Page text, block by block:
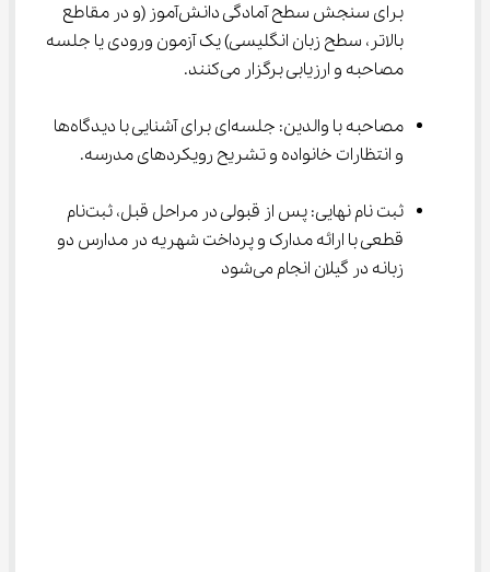
برای سنجش سطح آمادگی دانش‌آموز (و در مقاطع
بالاتر، سطح زبان انگلیسی) یک آزمون ورودی یا جلسه
مصاحبه و ارزیابی برگزار می‌کنند.
مصاحبه با والدین: جلسه‌ای برای آشنایی با دیدگاه‌ها
و انتظارات خانواده و تشریح رویکردهای مدرسه.
ثبت ‌نام نهایی: پس از قبولی در مراحل قبل، ثبت‌نام
قطعی با ارائه مدارک و پرداخت شهریه در مدارس دو
زبانه در گیلان انجام می‌شود